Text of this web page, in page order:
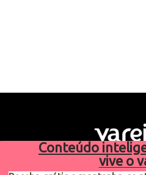
Conteúdo
vive o